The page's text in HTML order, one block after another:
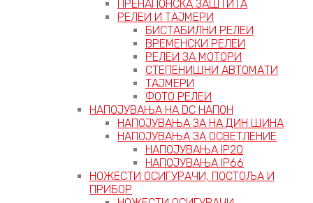
ПРЕНАПОНСКА ЗАШТИТА
РЕЛЕИ И ТАЈМЕРИ
БИСТАБИЛНИ РЕЛЕИ
ВРЕМЕНСКИ РЕЛЕИ
РЕЛЕИ ЗА МОТОРИ
СТЕПЕНИШНИ АВТОМАТИ
ТАЈМЕРИ
ФОТО РЕЛЕИ
НАПОЈУВАЊА НА DC НАПОН
НАПОЈУВАЊА ЗА НА ДИН ШИНА
НАПОЈУВАЊА ЗА ОСВЕТЛЕНИЕ
НАПОЈУВАЊА IP20
НАПОЈУВАЊА IP66
НОЖЕСТИ ОСИГУРАЧИ, ПОСТОЉА И
ПРИБОР